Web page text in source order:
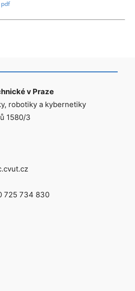
pdf
v Praze
robotiky a kybernetiky
1580/3
725 734 830